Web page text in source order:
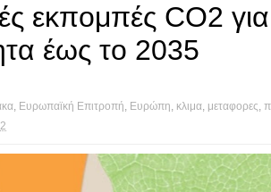
εκπομπές CO2
έως το 2035
Ευρωπαϊκή Επιτροπή Ευρώπη κλιμα μεταφορες